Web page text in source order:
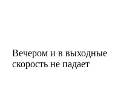
Вечером и в выходные
скорость не падает